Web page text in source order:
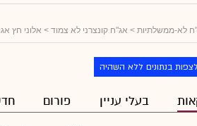
לא-ממשלתיות > אג"ח קונצרני לא צמוד > אלוני חץ
לצפות בנתונים ללא השהיה
בעלי עניין פורום